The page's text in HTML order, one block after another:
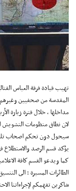
تهيب قيادة فرقة العباس
المقدسة من صحفيين وغيرهم
مداخلها ، خلال فترة زيارة
لان نطاق منظومات التشويش
سيحول دون تحكم اصحاب تلك
يؤكد قسم الرصد والاستطلاع
كما ويدعو القسم كافة
الطائرات المسيرة ؛ الى
شاكرين تفهمكم لإجراءاتنا